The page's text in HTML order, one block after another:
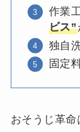
作業
ビス”
独自
固定
おそうじ革命